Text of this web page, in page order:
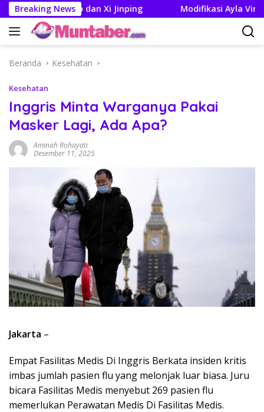
Langsung
ke
konten
Breaking News
Trump dan Xi Jinping Modifikasi Ayla Vintage
Beranda Kesehatan
Kesehatan
Inggris Minta Warganya Pakai
Masker Lagi, Ada Apa?
Aminah Rohayati
Desember 11, 2025
Jakarta –
Empat Fasilitas Medis Di Inggris Berkata insiden kritis
imbas jumlah pasien flu yang melonjak luar biasa. Juru
bicara Fasilitas Medis menyebut 269 pasien flu
memerlukan Perawatan Medis Di Fasilitas Medis.